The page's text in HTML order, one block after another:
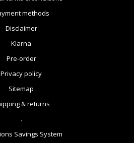
methods
Disclaimer
Klarna
Pre-order
Privacy policy
Sitemap
& returns
.
Savings System